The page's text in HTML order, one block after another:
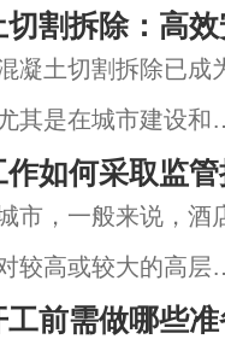
割拆除：高
凝土切割拆除已成
其是在城市建设和
的重要城市之一，
混凝土切割拆除的
改造、新建项目的
如何采取监
市，一般来说，酒
较高或较大的高层
实施旧酒店拆迁施
前需做哪些